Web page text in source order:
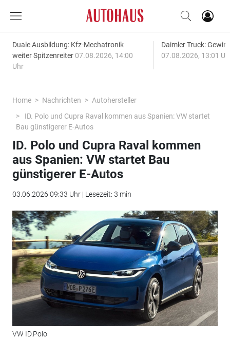
Duale Ausbildung: Kfz-Mechatronik
weiter Spitzenreiter 07.08.2026, 14:00
Uhr
Daimler Truck:
07.08.2026, 13:01
Home Nachrichten
Autohersteller
ID. Polo und Cupra Raval kommen aus Spanien: VW startet
Bau günstigerer E-Autos
ID. Polo und Cupra Raval kommen
aus Spanien: VW startet Bau
günstigerer E-Autos
03.06.2026 09:33 Uhr | Lesezeit: 3 min
VW ID.Polo